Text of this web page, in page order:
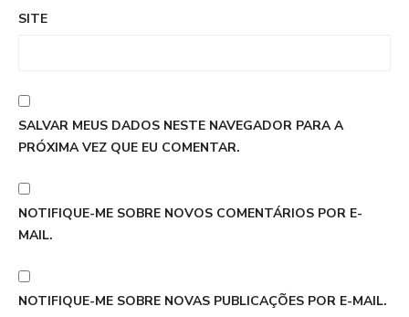
SITE
SALVAR MEUS DADOS NESTE NAVEGADOR PARA A
PRÓXIMA VEZ QUE EU COMENTAR.
NOTIFIQUE-ME SOBRE NOVOS COMENTÁRIOS POR E-
MAIL.
NOTIFIQUE-ME SOBRE NOVAS PUBLICAÇÕES POR E-MAIL.